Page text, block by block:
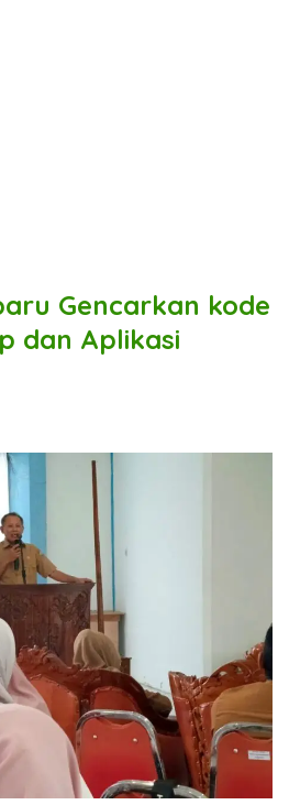
Gencarkan kode
dan Aplikasi